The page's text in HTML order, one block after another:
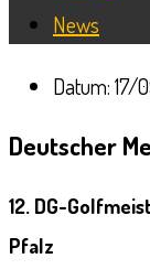
News
Datum:17/
Deutscher
12. DG-
Pfalz